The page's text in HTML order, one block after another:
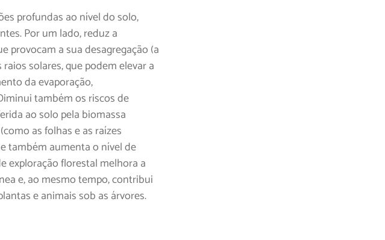
profundas ao nível do solo,
Por um lado, reduz a
provocam a sua desagregação (a
solares, que podem elevar a
da evaporação,
também os riscos de
ao solo pela biomassa
as folhas e as raízes
também aumenta o nível de
exploração florestal melhora a
e, ao mesmo tempo, contribui
e animais sob as árvores.